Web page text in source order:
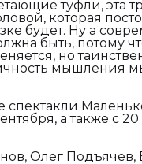
туфли, эта
которая
будет. Ну а
быть, потому
но
мышления
а также с 20
Олег